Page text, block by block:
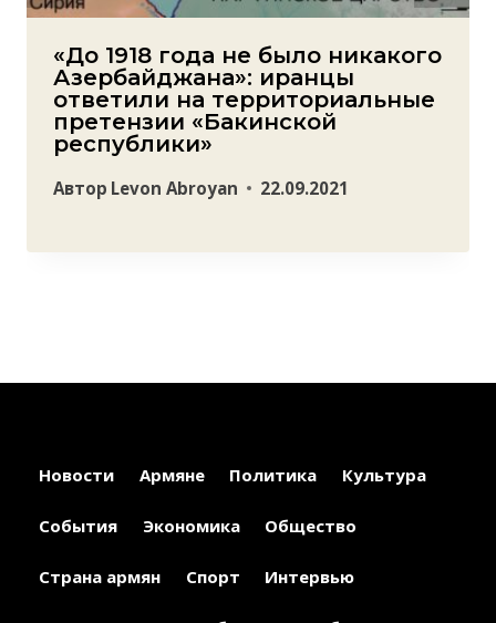
«До 1918 года не было никакого
Азербайджана»: иранцы
ответили на территориальные
претензии «Бакинской
республики»
Автор Levon Abroyan 22.09.2021
Новости Армяне Политика Культура
События Экономика Общество
Страна армян Спорт Интервью